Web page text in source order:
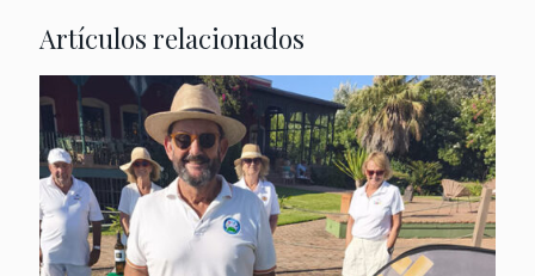
Artículos relacionados